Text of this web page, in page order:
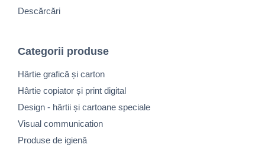
Descărcări
Categorii produse
Hârtie grafică și carton
Hârtie copiator și print digital
Design - hârtii și cartoane speciale
Visual communication
Produse de igienă